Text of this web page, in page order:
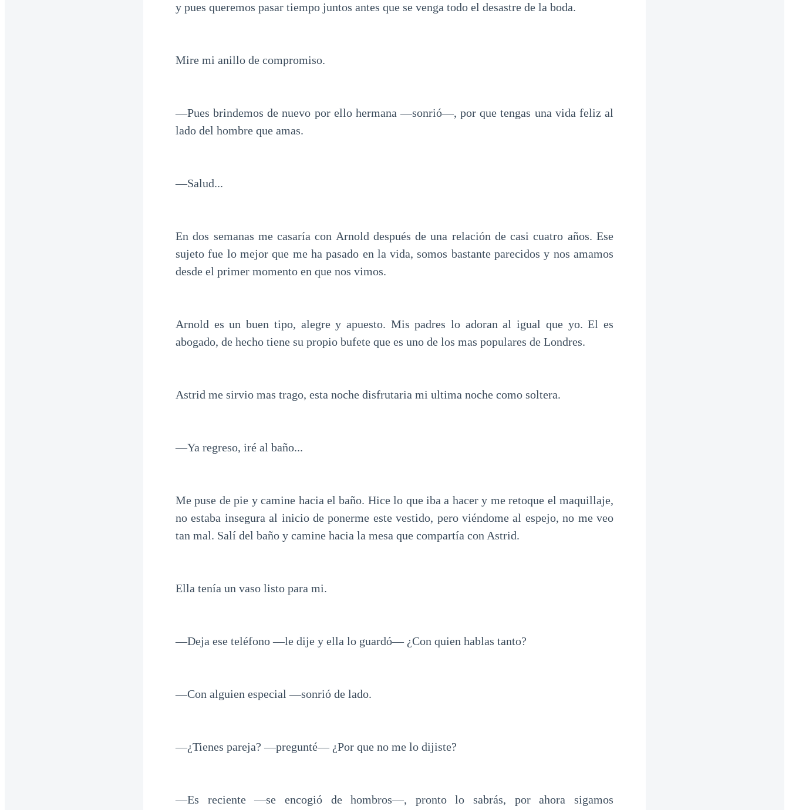
y pues queremos pasar tiempo juntos antes que se venga todo el desastre de la boda.
Mire mi anillo de compromiso.
—Pues brindemos de nuevo por ello hermana —sonrió—, por que tengas una vida feliz al
lado del hombre que amas.
—Salud...
En dos semanas me casaría con Arnold después de una relación de casi cuatro años. Ese
sujeto fue lo mejor que me ha pasado en la vida, somos bastante parecidos y nos amamos
desde el primer momento en que nos vimos.
Arnold es un buen tipo, alegre y apuesto. Mis padres lo adoran al igual que yo. El es
abogado, de hecho tiene su propio bufete que es uno de los mas populares de Londres.
Astrid me sirvio mas trago, esta noche disfrutaria mi ultima noche como soltera.
—Ya regreso, iré al baño...
Me puse de pie y camine hacia el baño. Hice lo que iba a hacer y me retoque el maquillaje,
no estaba insegura al inicio de ponerme este vestido, pero viéndome al espejo, no me veo
tan mal. Salí del baño y camine hacia la mesa que compartía con Astrid.
Ella tenía un vaso listo para mi.
—Deja ese teléfono —le dije y ella lo guardó— ¿Con quien hablas tanto?
—Con alguien especial —sonrió de lado.
—¿Tienes pareja? —pregunté— ¿Por que no me lo dijiste?
—Es reciente —se encogió de hombros—, pronto lo sabrás, por ahora sigamos